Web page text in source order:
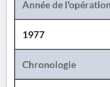
Année de
1977
Chronologie